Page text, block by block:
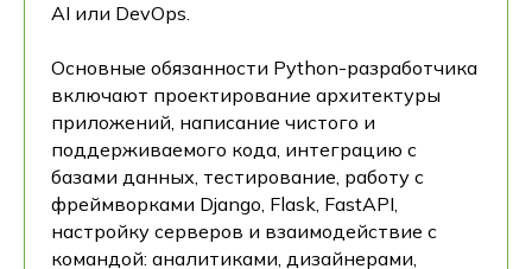
AI или DevOps.
Основные обязанности Python-разработчика
включают проектирование архитектуры
приложений, написание чистого и
поддерживаемого кода, интеграцию с
базами данных, тестирование, работу с
фреймворками Django, Flask, FastAPI,
настройку серверов и взаимодействие с
командой: аналитиками, дизайнерами,